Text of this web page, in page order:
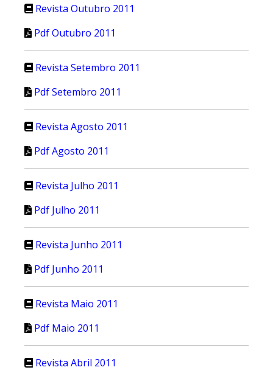
Revista Outubro 2011
Pdf Outubro 2011
Revista Setembro 2011
Pdf Setembro 2011
Revista Agosto 2011
Pdf Agosto 2011
Revista Julho 2011
Pdf Julho 2011
Revista Junho 2011
Pdf Junho 2011
Revista Maio 2011
Pdf Maio 2011
Revista Abril 2011